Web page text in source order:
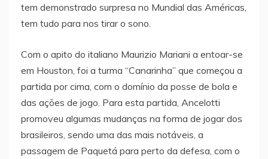
tem demonstrado surpresa no Mundial das Américas,
tem tudo para nos tirar o sono.
Com o apito do italiano Maurizio Mariani a entoar-se
em Houston, foi a turma “Canarinha” que começou a
partida por cima, com o domínio da posse de bola e
das ações de jogo. Para esta partida, Ancelotti
promoveu algumas mudanças na forma de jogar dos
brasileiros, sendo uma das mais notáveis, a
passagem de Paquetá para perto da defesa, com o